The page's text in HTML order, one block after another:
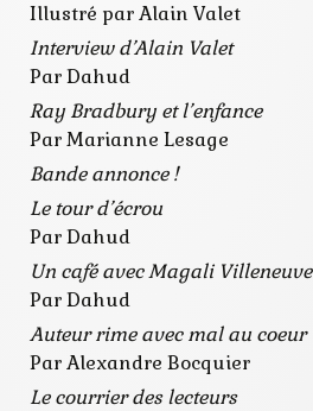
Illustré par Alain Valet
Interview d’Alain Valet
Par Dahud
Ray Bradbury et l’enfance
Par Marianne Lesage
Bande annonce !
Le tour d’écrou
Par Dahud
Un café avec Magali Villeneuve
Par Dahud
Auteur rime avec mal au coeur
Par Alexandre Bocquier
Le courrier des lecteurs